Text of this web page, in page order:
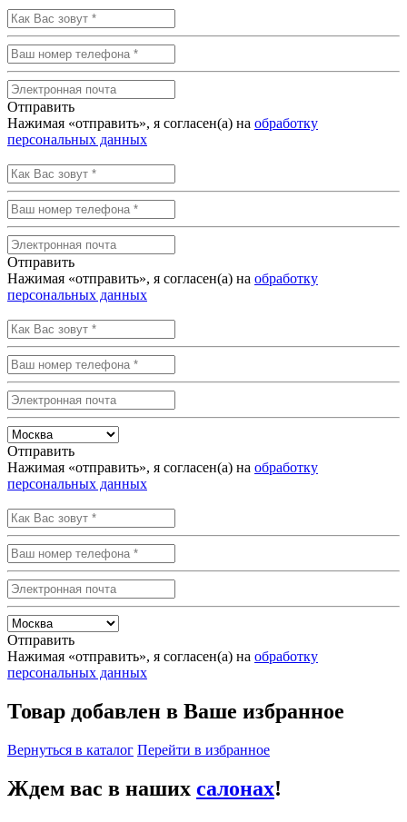
Отправить
Нажимая «отправить», я согласен(а) на обработку
персональных данных
Отправить
Нажимая «отправить», я согласен(а) на обработку
персональных данных
Отправить
Нажимая «отправить», я согласен(а) на обработку
персональных данных
Отправить
Нажимая «отправить», я согласен(а) на обработку
персональных данных
Товар добавлен в Ваше избранное
Вернуться в каталог Перейти в избранное
Ждем вас в наших салонах!